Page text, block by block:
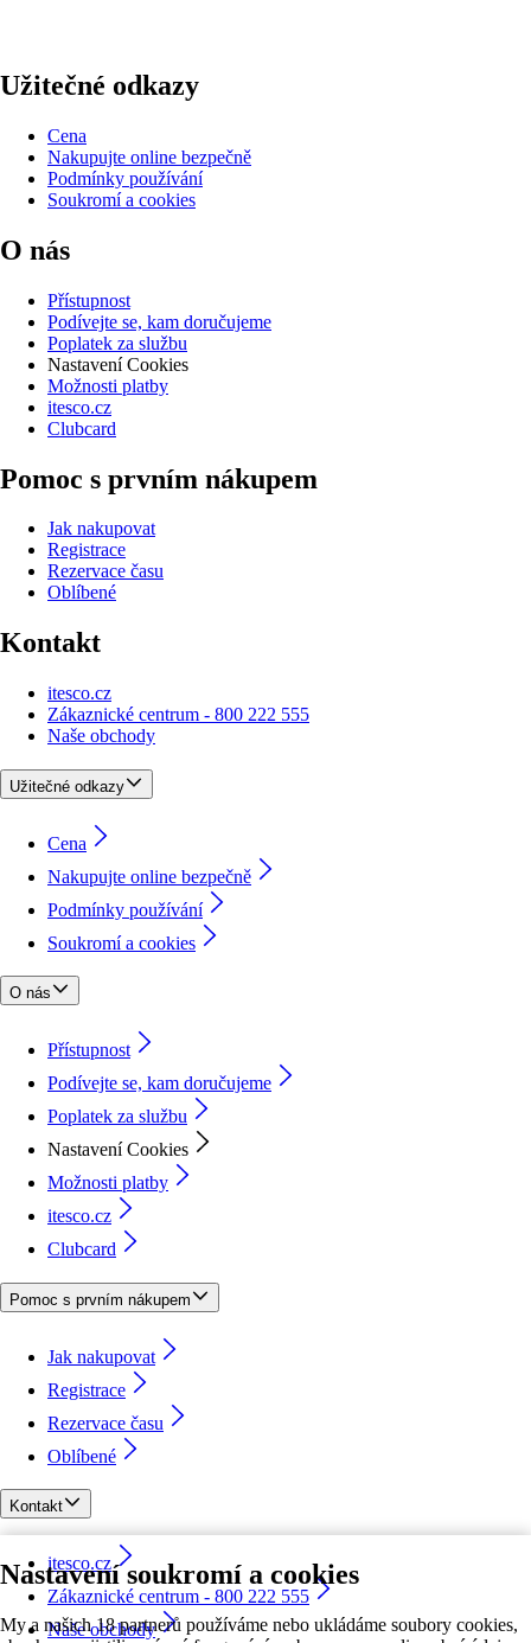
Nastavení soukromí a cookies
My a našich 18 partnerů používáme nebo ukládáme soubory cookies,
Užitečné odkazy
Cena
Nakupujte online bezpečně
Podmínky používání
Soukromí a cookies
O nás
Přístupnost
Podívejte se, kam doručujeme
Poplatek za službu
Nastavení Cookies
Možnosti platby
itesco.cz
Clubcard
Pomoc s prvním nákupem
Jak nakupovat
Registrace
Rezervace času
Oblíbené
Kontakt
itesco.cz
Zákaznické centrum - 800 222 555
Naše obchody
Užitečné odkazy
Cena
Nakupujte online bezpečně
Podmínky používání
Soukromí a cookies
O nás
Přístupnost
Podívejte se, kam doručujeme
Poplatek za službu
Nastavení Cookies
Možnosti platby
itesco.cz
Clubcard
Pomoc s prvním nákupem
Jak nakupovat
Registrace
Rezervace času
Oblíbené
Kontakt
itesco.cz
Zákaznické centrum - 800 222 555
Naše obchody